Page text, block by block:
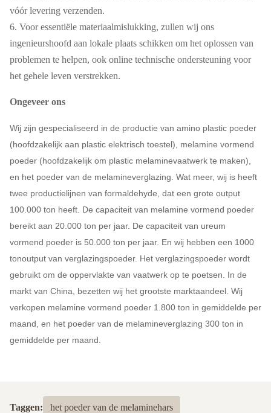
vóór levering verzenden.
6. Voor essentiële materiaalmislukking, zullen wij ons
ingenieurshoofd aan lokale plaats schikken om het oplossen van
problemen te helpen, ook online technische ondersteuning voor
het gehele leven verstrekken.
Ongeveer ons
Wij zijn gespecialiseerd in de productie van amino plastic poeder
(hoofdzakelijk aan plastic elektrisch toestel), melamine vormend
poeder (hoofdzakelijk om plastic melaminevaatwerk te maken),
en het poeder van de melamineverglazing. Wat meer, wij is heeft
twee productielijnen van formaldehyde, dat een grote output
100.000 ton heeft. De capaciteit van melamine vormend poeder
bereikt aan 20.000 ton per jaar. De capaciteit van ureum
vormend poeder is 50.000 ton per jaar. En wij hebben een 1000
tonoutput van verglazingspoeder. Het verglazingspoeder wordt
gebruikt om de oppervlakte van vaatwerk op te poetsen. In de
markt van China, bezetten wij het grootste marktaandeel. Wij
verkopen melamine vormend poeder 1.800 ton in gemiddelde per
maand, en het poeder van de melamineverglazing 300 ton in
gemiddelde per maand.
Taggen: het poeder van de melaminehars